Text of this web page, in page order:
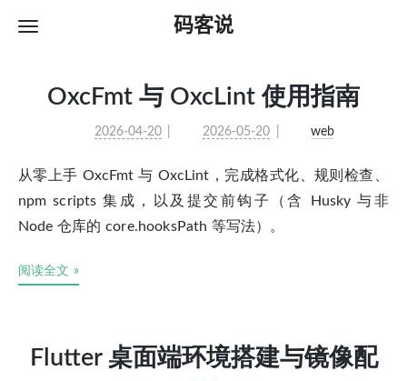
码客说
OxcFmt 与 OxcLint 使用指南
2026-04-20 2026-05-20 web
从零上手 OxcFmt 与 OxcLint，完成格式化、规则检查、
npm scripts 集成，以及提交前钩子（含 Husky 与非
Node 仓库的 core.hooksPath 等写法）。
阅读全文 »
Flutter 桌面端环境搭建与镜像配